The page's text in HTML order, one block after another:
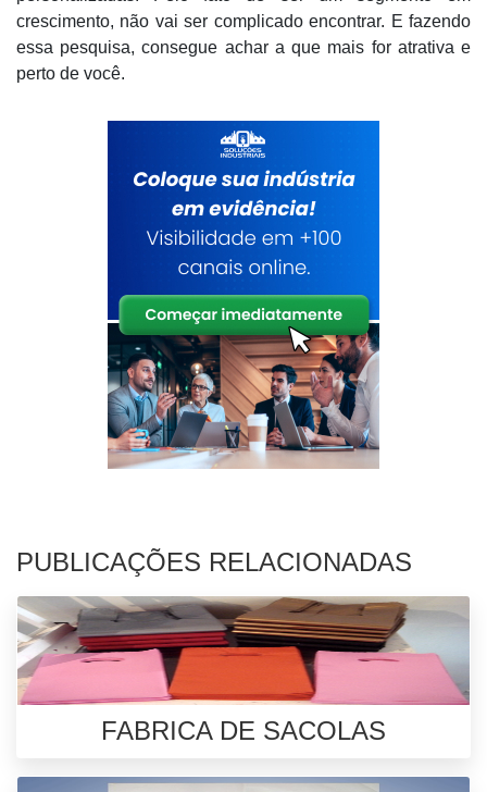
crescimento, não vai ser complicado encontrar. E fazendo
essa pesquisa, consegue achar a que mais for atrativa e
perto de você.
PUBLICAÇÕES RELACIONADAS
FABRICA DE SACOLAS